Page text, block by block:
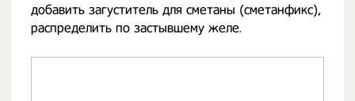
добавить загуститель для сметаны (сметанфикс),
распределить по застывшему желе.